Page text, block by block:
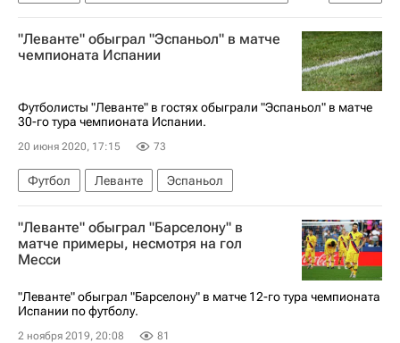
Леванте
Бетис
"Леванте" обыграл "Эспаньол" в матче
чемпионата Испании
Футболисты "Леванте" в гостях обыграли "Эспаньол" в матче
30-го тура чемпионата Испании.
20 июня 2020, 17:15 73
Футбол Леванте Эспаньол
"Леванте" обыграл "Барселону" в
матче примеры, несмотря на гол
Месси
"Леванте" обыграл "Барселону" в матче 12-го тура чемпионата
Испании по футболу.
2 ноября 2019, 20:08 81